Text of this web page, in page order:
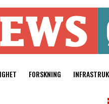
FORSKNING